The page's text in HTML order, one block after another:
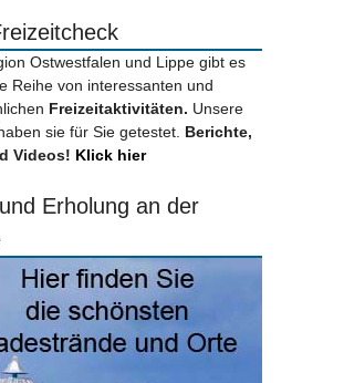
Ostwestfalen und Lippe gibt es
Reihe von interessanten und
Freizeitaktivitäten. Unsere
sie für Sie getestet. Berichte,
Videos! Klick hier
Erholung an der